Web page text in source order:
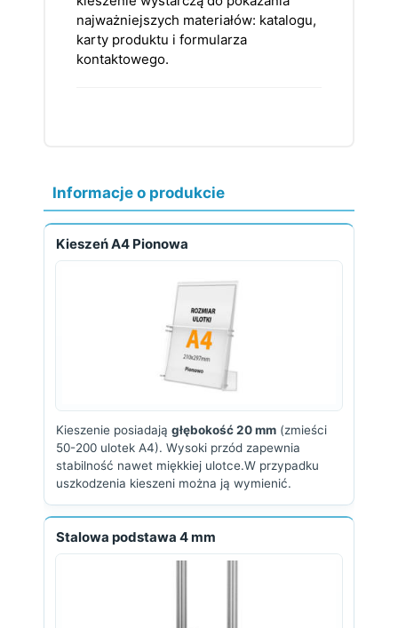
najważniejszych materiałów: katalogu,
karty produktu i formularza
kontaktowego.
Informacje o produkcie
Kieszeń A4 Pionowa
Kieszenie posiadają głębokość 20 mm (zmieści
50-200 ulotek A4). Wysoki przód zapewnia
stabilność nawet miękkiej ulotce.W przypadku
uszkodzenia kieszeni można ją wymienić.
Stalowa podstawa 4 mm